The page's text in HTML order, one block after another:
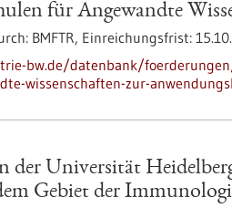
für Angewandte
BMFTR, Einreichungsfrist:
bw.de/datenbank/
wissenschaften-zur-
der Universität
Gebiet der